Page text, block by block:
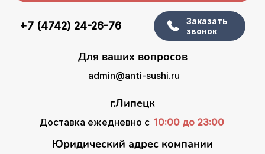
+7 (4742) 24-26-76
Заказать
звонок
Для ваших вопросов
admin@anti-sushi.ru
г.Липецк
Доставка ежедневно с 10:00 до 23:00
Юридический адрес компании